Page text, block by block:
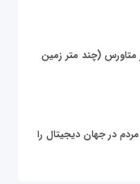
در متاورس (چند متر زمین
در جهان دیجیتال را